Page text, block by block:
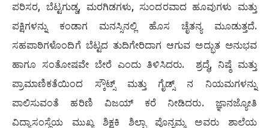
ಪರಿಸರ, ಬೆಟ್ಟಗುಡ್ಡ, ಮರಗಿಡಗಳು, ಸುಂದರವಾದ ಹೂವುಗಳು ಮತ್ತು
ಪಕ್ಷಿಗಳನ್ನು ಕಂಡಾಗ ಮನಸ್ಸಿನಲ್ಲಿ ಹೊಸ ಚೈತನ್ಯ ಮೂಡುತ್ತದೆ.
ಸಹಪಾಠಿಗಳೊಂದಿಗೆ ಬೆಟ್ಟದ ತುದಿಗೇರಿದಾಗ ಆಗುವ ಅದ್ಭುತ ಅನುಭವ
ಹಾಗೂ ಸಂತೋಷವೇ ಬೇರೆ ಎಂದು ತಿಳಿಸಿದರು. ಶ್ರದ್ಧೆ, ನಿಷ್ಠೆ ಮತ್ತು
ಪ್ರಾಮಾಣಿಕತೆಯಿಂದ ಸ್ಕೌಟ್ಸ್ ಮತ್ತು ಗೈಡ್ಸ್ ನ ನಿಯಮಗಳನ್ನು
ಪಾಲಿಸುವಂತೆ ಹರಿಣಿ ವಿಜಯ್ ಕರೆ ನೀಡಿದರು. ಜ್ಞಾನಜ್ಯೋತಿ
ವಿದ್ಯಾಸಂಸ್ಥೆಯ ಮುಖ್ಯ ಶಿಕ್ಷಕಿ ಶಿಲ್ಪಾ ಪೊನ್ನಮ್ಮ ಅವರು ಶಾಲೆಯ